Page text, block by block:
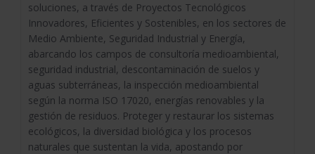
soluciones, a través de Proyectos Tecnológicos
Innovadores, Eficientes y Sostenibles, en los sectores de
Medio Ambiente, Seguridad Industrial y Energía,
abarcando los campos de consultoría medioambiental,
seguridad industrial, descontaminación de suelos y
aguas subterráneas, la inspección medioambiental
según la norma ISO 17020, energías renovables y la
gestión de residuos. Proteger y restaurar los sistemas
ecológicos, la diversidad biológica y los procesos
naturales que sustentan la vida, apostando por